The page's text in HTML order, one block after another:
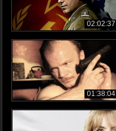
02:02:37
01:38:04